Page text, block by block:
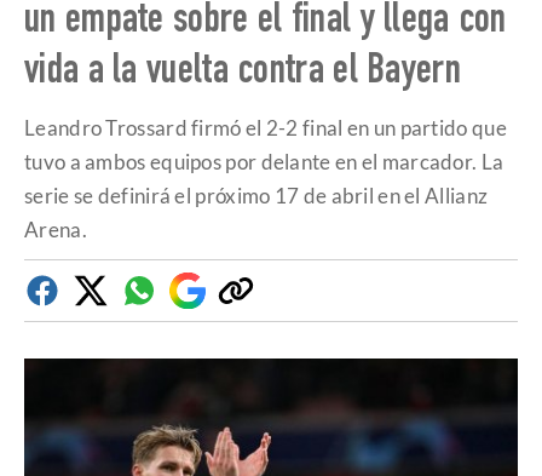
un empate sobre el final y llega con
vida a la vuelta contra el Bayern
Leandro Trossard firmó el 2-2 final en un partido que
tuvo a ambos equipos por delante en el marcador. La
serie se definirá el próximo 17 de abril en el Allianz
Arena.
FacebookTwitterWhatsapp
Google
Discover
Copiar
enlace